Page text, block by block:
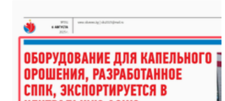
新疆柯坪：戈壁荒滩上